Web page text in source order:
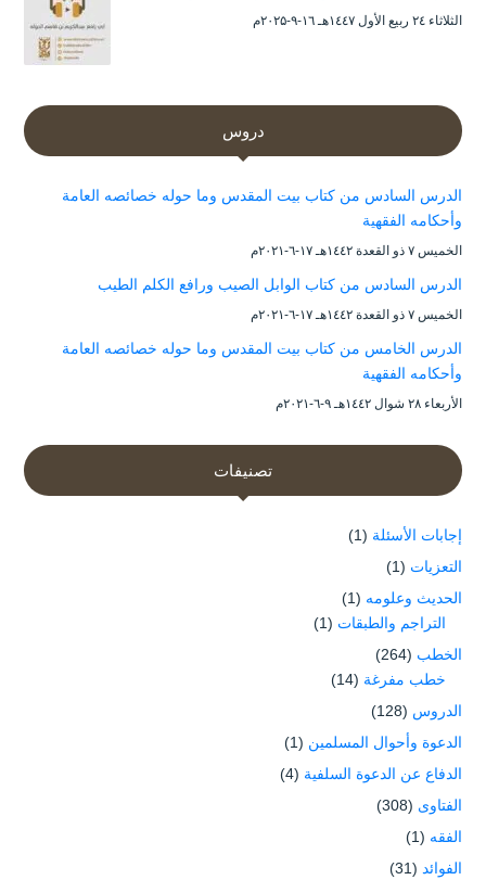
الثلاثاء ۲٤ ربيع الأول ۱٤٤۷هـ ۱٦-۹-۲۰۲۵م
دروس
الدرس السادس من كتاب بيت المقدس وما حوله خصائصه العامة
وأحكامه الفقهية
الخميس ۷ ذو القعدة ۱٤٤۲هـ ۱۷-٦-۲۰۲۱م
الدرس السادس من كتاب الوابل الصيب ورافع الكلم الطيب
الخميس ۷ ذو القعدة ۱٤٤۲هـ ۱۷-٦-۲۰۲۱م
الدرس الخامس من كتاب بيت المقدس وما حوله خصائصه العامة
وأحكامه الفقهية
الأربعاء ۲۸ شوال ۱٤٤۲هـ ۹-٦-۲۰۲۱م
تصنيفات
إجابات الأسئلة (1)
التعزيات (1)
الحديث وعلومه (1)
التراجم والطبقات (1)
الخطب (264)
خطب مفرغة (14)
الدروس (128)
الدعوة وأحوال المسلمين (1)
الدفاع عن الدعوة السلفية (4)
الفتاوى (308)
الفقه (1)
الفوائد (31)